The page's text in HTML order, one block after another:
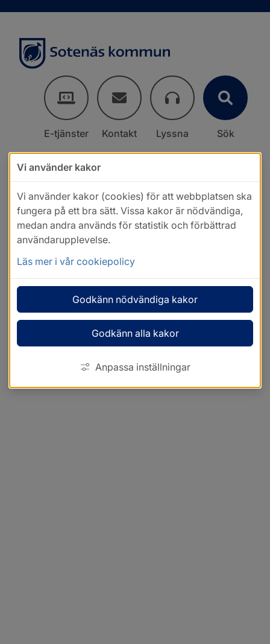
E-tjänster Kontakt Lyssna Sök
Vi använder kakor
Vi använder kakor (cookies) för att webbplatsen ska
fungera på ett bra sätt. Vissa kakor är nödvändiga,
medan andra används för statistik och förbättrad
användarupplevelse.
Läs mer i vår cookiepolicy
Godkänn nödvändiga kakor
Godkänn alla kakor
Anpassa inställningar